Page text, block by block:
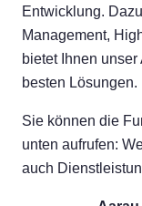
Entwicklung.
Management,
bietet Ihnen
besten Lösungen.
Sie können die
unten aufrufen:
auch